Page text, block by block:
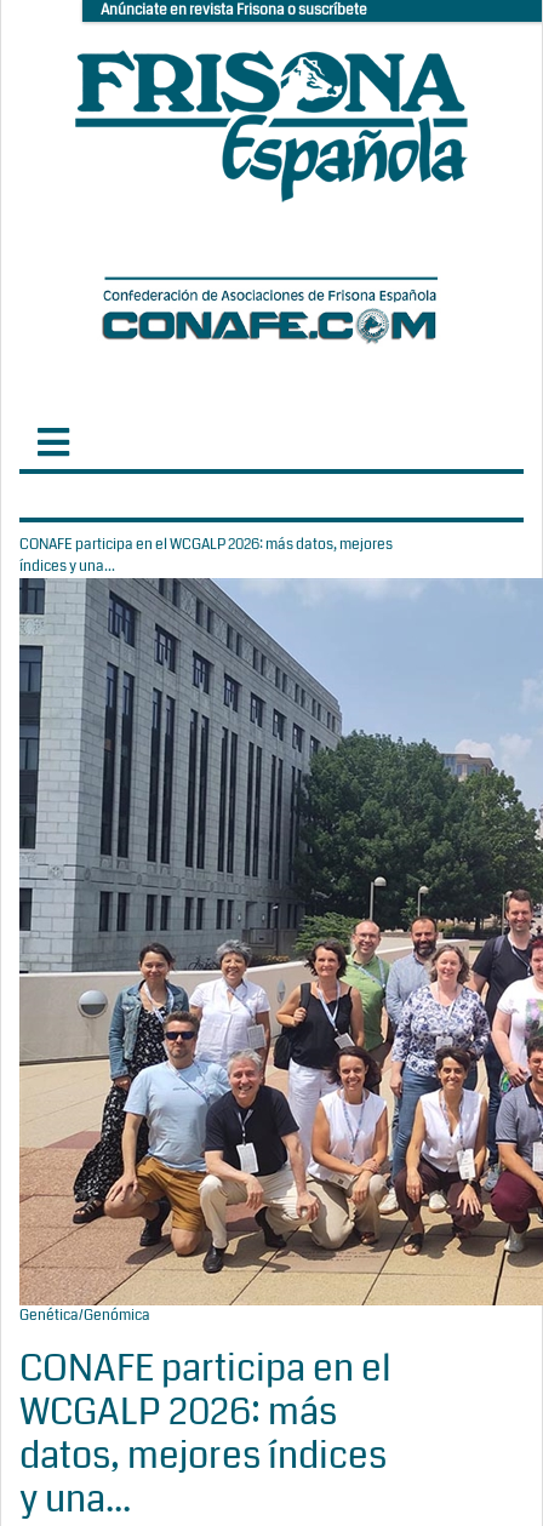
Anúnciate en revista Frisona o suscríbete
CONAFE participa en el WCGALP 2026: más datos, mejores
índices y una...
Genética/Genómica
CONAFE participa en el
WCGALP 2026: más
datos, mejores índices
y una...